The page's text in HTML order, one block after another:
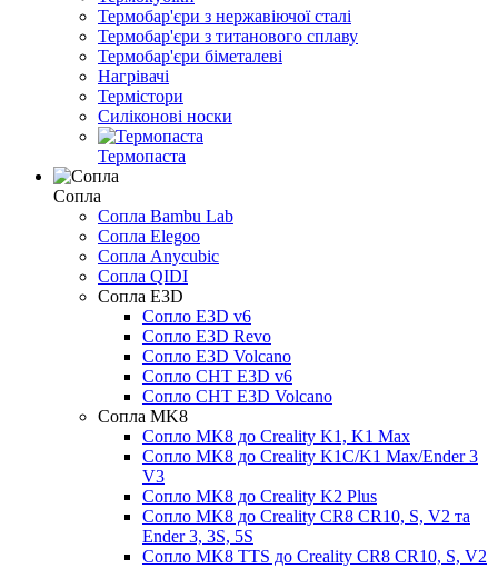
Термобар'єри з нержавіючої сталі
Термобар'єри з титанового сплаву
Термобар'єри біметалеві
Нагрівачі
Термістори
Силіконові носки
Термопаста
Сопла
Сопла Bambu Lab
Сопла Elegoo
Сопла Anycubic
Сопла QIDI
Сопла E3D
Сопло E3D v6
Сопло E3D Revo
Сопло E3D Volcano
Сопло CHT E3D v6
Сопло CHT E3D Volcano
Сопла MK8
Сопло MK8 до Creality K1, K1 Max
Сопло MK8 до Creality K1C/K1 Max/Ender 3
V3
Сопло MK8 до Creality K2 Plus
Сопло MK8 до Creality CR8 CR10, S, V2 та
Ender 3, 3S, 5S
Сопло MK8 TTS до Creality CR8 CR10, S, V2